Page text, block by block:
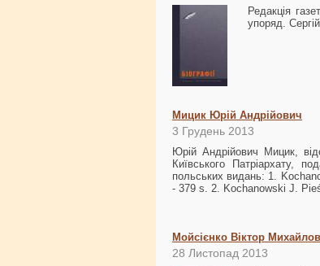
Редакція
упоряд.
Мицик Юрій Андрійович
3 Грудень 2013
Юрій Андрійович Мицик,
Київського Патріархату,
польських видань: 1.
- 379 s. 2. Kochanowski J.
Мойсієнко Віктор
28 Листопад 2013